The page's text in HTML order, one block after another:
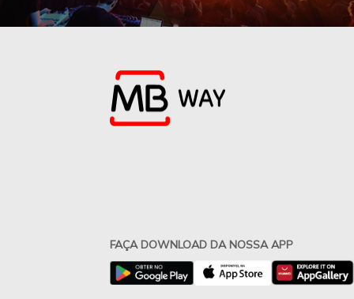
FAÇA DOWNLOAD DA NOSSA APP